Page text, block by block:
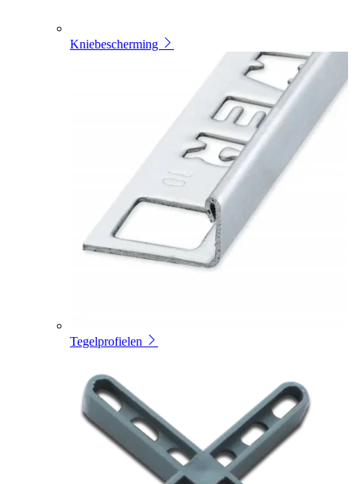
Kniebescherming
Tegelprofielen